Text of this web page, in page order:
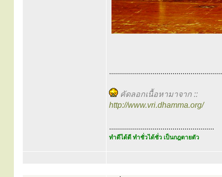
คัดลอกเนื้อหามาจาก ::
http://www.vri.dhamma.org/
.....................................................
ทำดีได้ดี ทำชั่วได้ชั่ว เป็นกฎตายตัว